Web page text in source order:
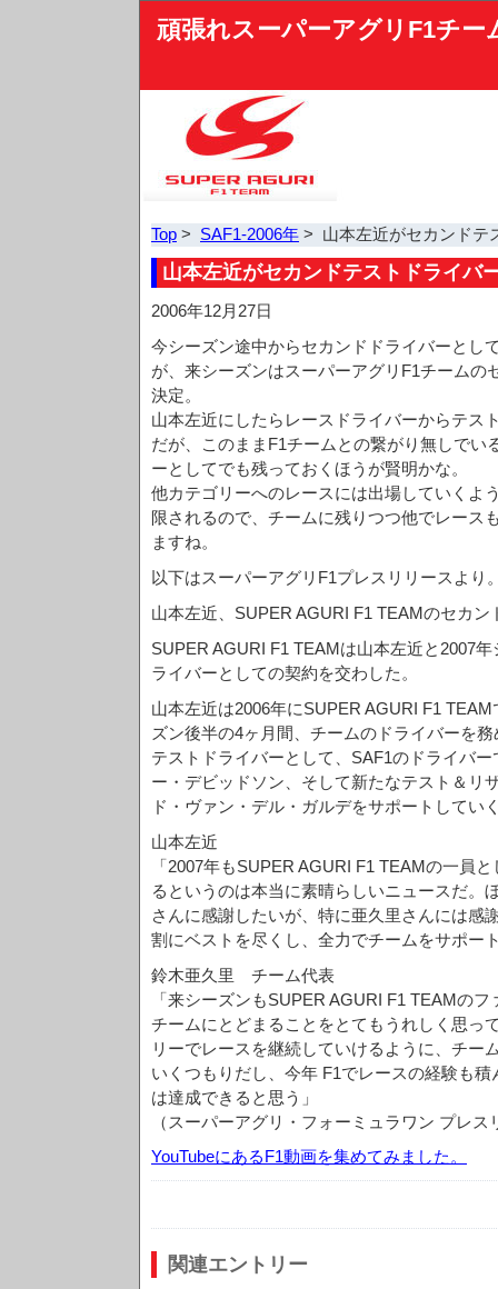
頑張れスーパーアグリF1チー
Top > SAF1-2006年 > 山本左近がセカンドテ
山本左近がセカンドテストドライバ
2006年12月27日
今シーズン途中からセカンドドライバーとし
が、来シーズンはスーパーアグリF1チームの
決定。
山本左近にしたらレースドライバーからテス
だが、このままF1チームとの繋がり無しでい
ーとしてでも残っておくほうが賢明かな。
他カテゴリーへのレースには出場していくよ
限されるので、チームに残りつつ他でレース
ますね。
以下はスーパーアグリF1プレスリリースより
山本左近、SUPER AGURI F1 TEAMのセカ
SUPER AGURI F1 TEAMは山本左近と2007
ライバーとしての契約を交わした。
山本左近は2006年にSUPER AGURI F1
ズン後半の4ヶ月間、チームのドライバーを
テストドライバーとして、SAF1のドライバ
ー・デビッドソン、そして新たなテスト＆リ
ド・ヴァン・デル・ガルデをサポートしてい
山本左近
「2007年もSUPER AGURI F1 TEAMの一員
るというのは本当に素晴らしいニュースだ。
さんに感謝したいが、特に亜久里さんには感
割にベストを尽くし、全力でチームをサポー
鈴木亜久里 チーム代表
「来シーズンもSUPER AGURI F1 TEAMの
チームにとどまることをとてもうれしく思っ
リーでレースを継続していけるように、チー
いくつもりだし、今年 F1でレースの経験も
は達成できると思う」
（スーパーアグリ・フォーミュラワン プレス
YouTubeにあるF1動画を集めてみました。
関連エントリー